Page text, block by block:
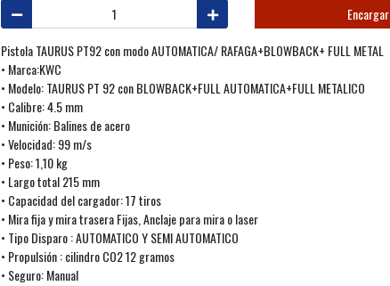
Encargar
Pistola TAURUS PT92 con modo AUTOMATICA/ RAFAGA+BLOWBACK+ FULL METAL
• Marca:KWC
• Modelo: TAURUS PT 92 con BLOWBACK+FULL AUTOMATICA+FULL METALICO
• Calibre: 4.5 mm
• Munición: Balines de acero
• Velocidad: 99 m/s
• Peso: 1,10 kg
• Largo total 215 mm
• Capacidad del cargador: 17 tiros
• Mira fija y mira trasera Fijas, Anclaje para mira o laser
• Tipo Disparo : AUTOMATICO Y SEMI AUTOMATICO
• Propulsión : cilindro CO2 12 gramos
• Seguro: Manual